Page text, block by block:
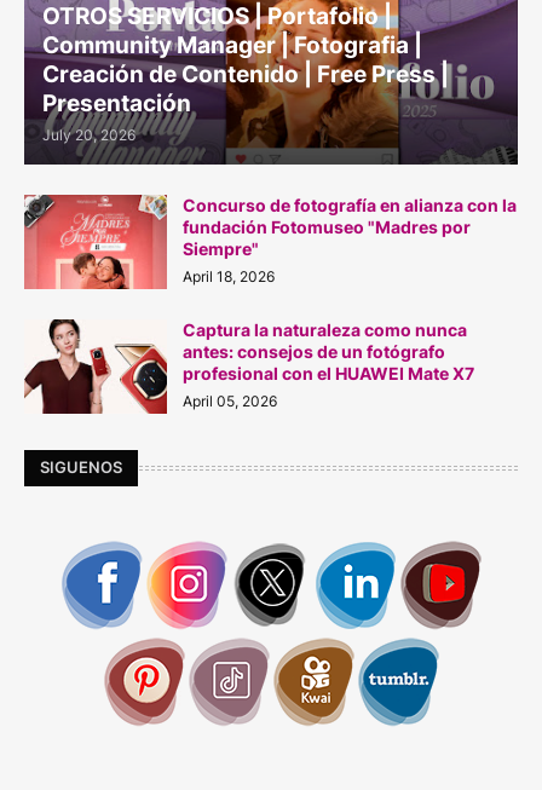
OTROS SERVICIOS | Portafolio |
Community Manager | Fotografia |
Creación de Contenido | Free Press |
Presentación
July 20, 2026
Concurso de fotografía en alianza con la
fundación Fotomuseo "Madres por
Siempre"
April 18, 2026
Captura la naturaleza como nunca
antes: consejos de un fotógrafo
profesional con el HUAWEI Mate X7
April 05, 2026
SIGUENOS